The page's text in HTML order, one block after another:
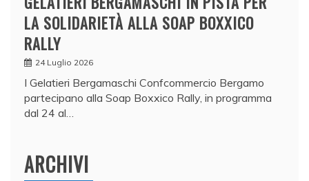
LA SOLIDARIETÀ ALLA SOAP BOXXICO
RALLY
24 Luglio 2026
I Gelatieri Bergamaschi Confcommercio Bergamo
partecipano alla Soap Boxxico Rally, in programma
dal 24 al…
ARCHIVI